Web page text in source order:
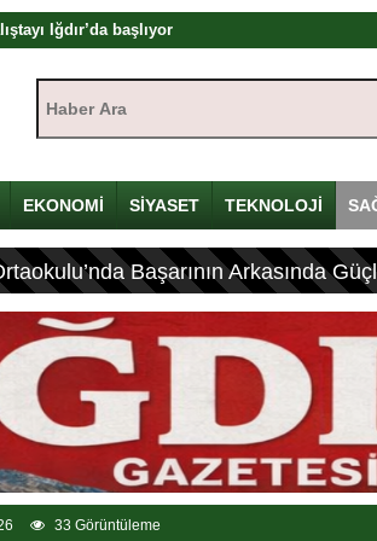
Iğdır’da başlıyor
Davulunu Kırdı
Mirası
4 Yaralı
EKONOMİ SİYASET TEKNOLOJİ
Başarının Arkasında
33 Görüntüleme